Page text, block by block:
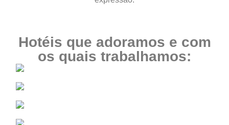
Hotéis que adoramos e com
os quais trabalhamos: